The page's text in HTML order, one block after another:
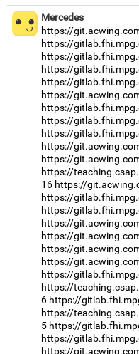
Mercedes
https://
https://
https://
https://
https://
https://
https://
https://
https://
https://
https://
https://
16 https://
https://
https://
https://
https://
https://
https://
https://
https://
6 https://
https://
5 https://
https://
https://